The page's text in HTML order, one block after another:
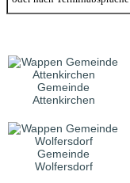
Gemeinde
Attenkirchen
Gemeinde
Wolfersdorf